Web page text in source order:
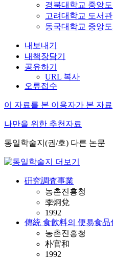
경북대학교 중앙
고려대학교 도서관
동국대학교 중앙
내보내기
내책장담기
공유하기
URL 복사
오류접수
이 자료를 본 이용자가 본 자료
나만을 위한 추천자료
동일학술지(권/호) 다른 논문
硏究調査事業
농촌진흥청
李炯兌
1992
傳統 食飮料의 便易食品
농촌진흥청
朴官和
1992